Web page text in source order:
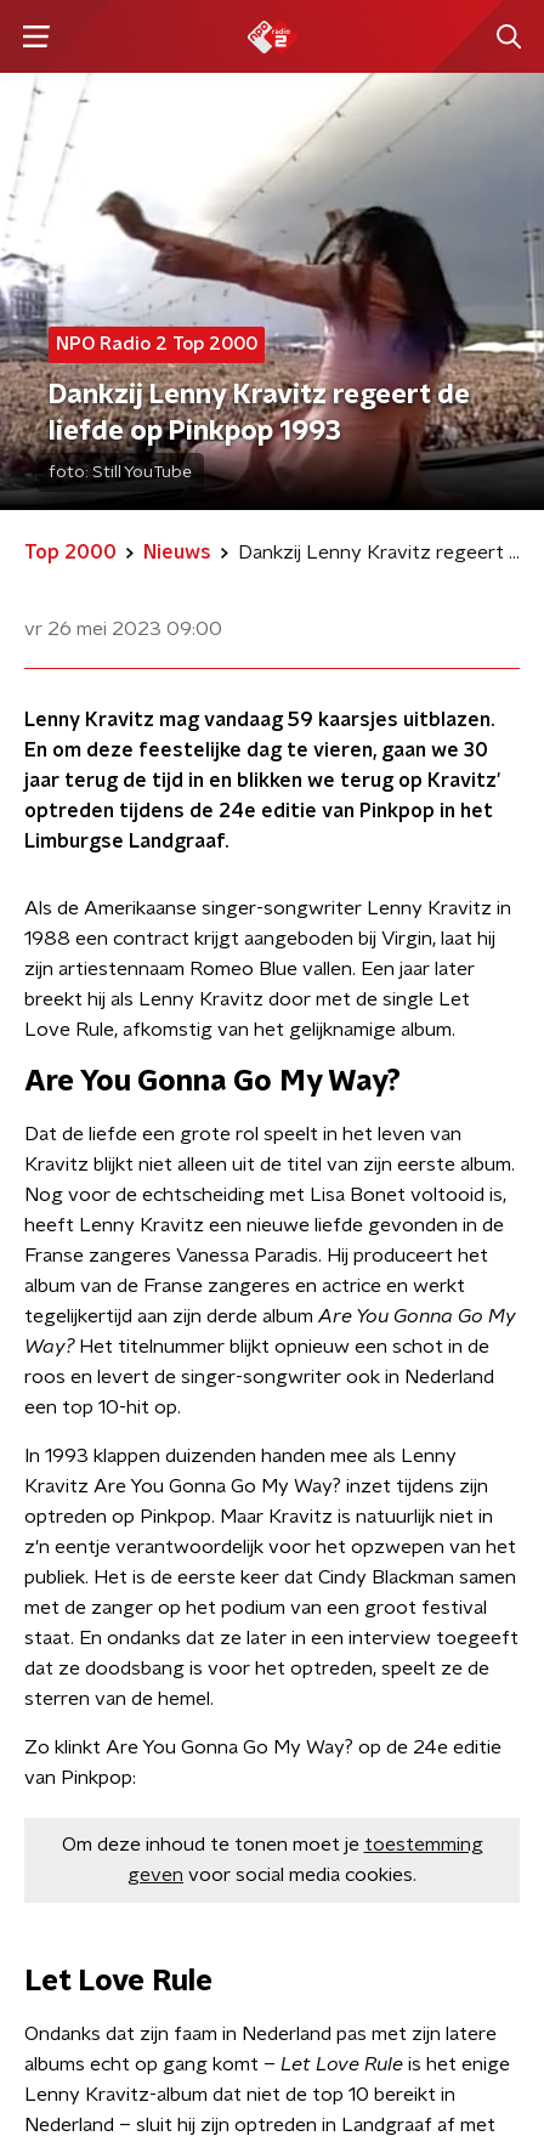
NPO Radio 2 Top 2000
Dankzij Lenny Kravitz regeert de
liefde op Pinkpop 1993
foto: Still YouTube
Top 2000 Nieuws Dankzij Lenny Kravitz regeert de liefde op Pinkpop 1993
vr 26 mei 2023 09:00
Lenny Kravitz mag vandaag 59 kaarsjes uitblazen.
En om deze feestelijke dag te vieren, gaan we 30
jaar terug de tijd in en blikken we terug op Kravitz'
optreden tijdens de 24e editie van Pinkpop in het
Limburgse Landgraaf.
Als de Amerikaanse singer-songwriter Lenny Kravitz in
1988 een contract krijgt aangeboden bij Virgin, laat hij
zijn artiestennaam Romeo Blue vallen. Een jaar later
breekt hij als Lenny Kravitz door met de single Let
Love Rule, afkomstig van het gelijknamige album.
Are You Gonna Go My Way?
Dat de liefde een grote rol speelt in het leven van
Kravitz blijkt niet alleen uit de titel van zijn eerste album.
Nog voor de echtscheiding met Lisa Bonet voltooid is,
heeft Lenny Kravitz een nieuwe liefde gevonden in de
Franse zangeres Vanessa Paradis. Hij produceert het
album van de Franse zangeres en actrice en werkt
tegelijkertijd aan zijn derde album Are You Gonna Go My
Way?Het titelnummer blijkt opnieuw een schot in de
roos en levert de singer-songwriter ook in Nederland
een top 10-hit op.
In 1993 klappen duizenden handen mee als Lenny
Kravitz Are You Gonna Go My Way? inzet tijdens zijn
optreden op Pinkpop. Maar Kravitz is natuurlijk niet in
z'n eentje verantwoordelijk voor het opzwepen van het
publiek. Het is de eerste keer dat Cindy Blackman samen
met de zanger op het podium van een groot festival
staat. En ondanks dat ze later in een interview toegeeft
dat ze doodsbang is voor het optreden, speelt ze de
sterren van de hemel.
Zo klinkt Are You Gonna Go My Way? op de 24e editie
van Pinkpop:
Om deze inhoud te tonen moet je toestemming
geven voor social media cookies.
Let Love Rule
Ondanks dat zijn faam in Nederland pas met zijn latere
albums echt op gang komt – Let Love Rule is het enige
Lenny Kravitz-album dat niet de top 10 bereikt in
Nederland – sluit hij zijn optreden in Landgraaf af met